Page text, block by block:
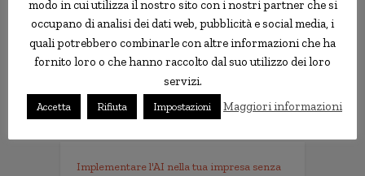
curiose e divertenti: fatti imbarazzanti,
ladri imbranati, prodotti assurdi, ricerche
scientifiche decisamente insolite.
Contatti
Implementare l'AI nella tua impresa senza
modo in cui utilizza il nostro sito con i nostri partner che si
occupano di analisi dei dati web, pubblicità e social media, i
quali potrebbero combinarle con altre informazioni che ha
fornito loro o che hanno raccolto dal suo utilizzo dei loro
servizi.
Accetta Rifiuta Impostazioni Maggiori informazioni